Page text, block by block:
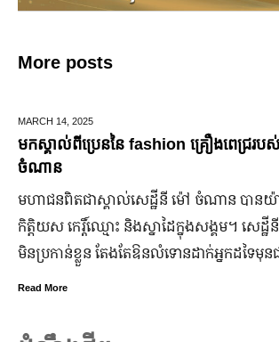
More posts
េននៃ​ fashion គ្រឿងពេជ្ររបស់សេដ្ឋីនី ម៉ៅ
ស្គាល់​សេដ្ឋី​នី ម៉ៅ ចំណាន បាន​យ៉ាង​ច្បាស់​ទាំង​
មោះ និង​ស្នាដៃ​ក្នុង​សង្គម។ សេដ្ឋី​នី​រូប​នេះ​ជា​មនុស្ស​
តែងតែ​ឱនលំទោន​ដាក់​អ្នក​ដទៃ​មុន​ជានិច្ច